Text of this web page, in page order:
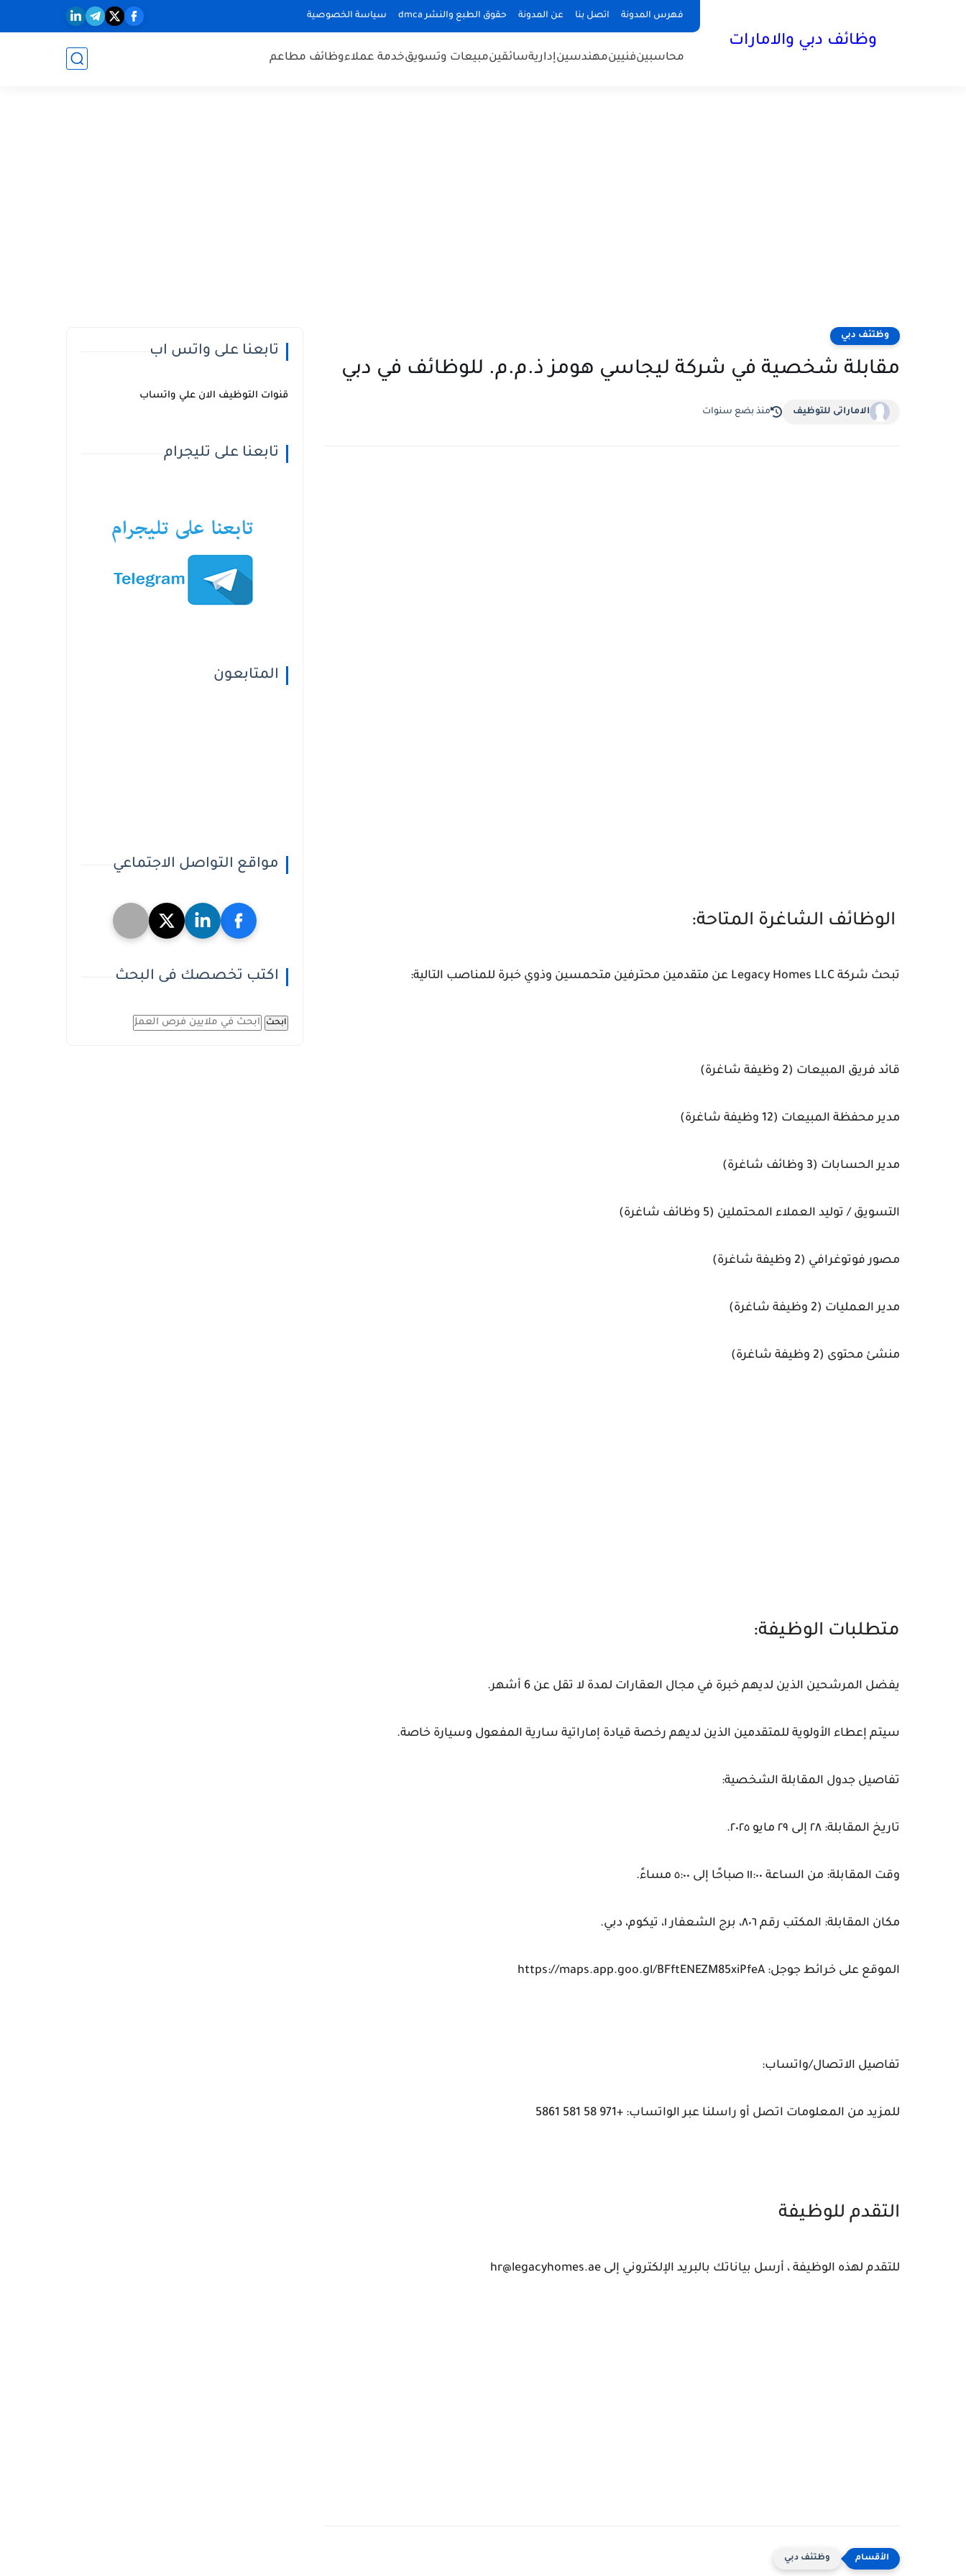
فهرس المدونة اتصل بنا عن المدونة حقوق الطبع والنشر dmca سياسة الخصوصية
وظائف دبي والامارات
محاسبينفنيينمهندسينإداريةسائقينمبيعات وتسويقخدمة عملاءوظائف مطاعم
وظتئف دبي
مقابلة شخصية في شركة ليجاسي هومز ذ.م.م. للوظائف في دبي
الاماراتى للتوظيف منذ بضع سنوات
الوظائف الشاغرة المتاحة:
تبحث شركة Legacy Homes LLC عن متقدمين محترفين متحمسين وذوي خبرة للمناصب التالية:
قائد فريق المبيعات (2 وظيفة شاغرة)
مدير محفظة المبيعات (12 وظيفة شاغرة)
مدير الحسابات (3 وظائف شاغرة)
التسويق / توليد العملاء المحتملين (5 وظائف شاغرة)
مصور فوتوغرافي (2 وظيفة شاغرة)
مدير العمليات (2 وظيفة شاغرة)
منشئ محتوى (2 وظيفة شاغرة)
متطلبات الوظيفة:
يفضل المرشحين الذين لديهم خبرة في مجال العقارات لمدة لا تقل عن 6 أشهر.
سيتم إعطاء الأولوية للمتقدمين الذين لديهم رخصة قيادة إماراتية سارية المفعول وسيارة خاصة.
تفاصيل جدول المقابلة الشخصية:
تاريخ المقابلة: ٢٨ إلى ٢٩ مايو ٢٠٢٥.
وقت المقابلة: من الساعة ١١:٠٠ صباحًا إلى ٥:٠٠ مساءً.
مكان المقابلة: المكتب رقم ٨٠٦، برج الشعفار ١، تيكوم، دبي.
الموقع على خرائط جوجل: https://maps.app.goo.gl/BFftENEZM85xiPfeA
تفاصيل الاتصال/واتساب:
للمزيد من المعلومات اتصل أو راسلنا عبر الواتساب: +971 58 581 5861
التقدم للوظيفة
للتقدم لهذه الوظيفة ، أرسل بياناتك بالبريد الإلكتروني إلى hr@legacyhomes.ae
وظتئف دبي
تابعنا على واتس اب
قنوات التوظيف الان علي واتساب
تابعنا على تليجرام
المتابعون
مواقع التواصل الاجتماعي
اكتب تخصصك فى البحث
ابحث